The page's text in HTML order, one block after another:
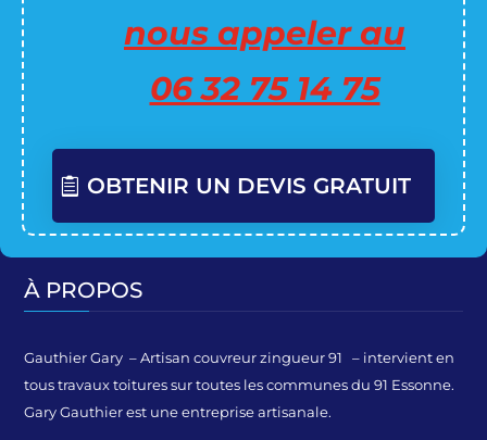
nous appeler au
06 32 75 14 75
OBTENIR UN DEVIS GRATUIT
À PROPOS
Gauthier Gary – Artisan couvreur zingueur 91 – intervient en
tous travaux toitures sur toutes les communes du 91 Essonne.
Gary Gauthier est une entreprise artisanale.